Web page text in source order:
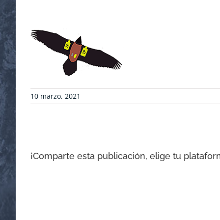
10 marzo, 2021
¡Comparte esta publicación, elige tu